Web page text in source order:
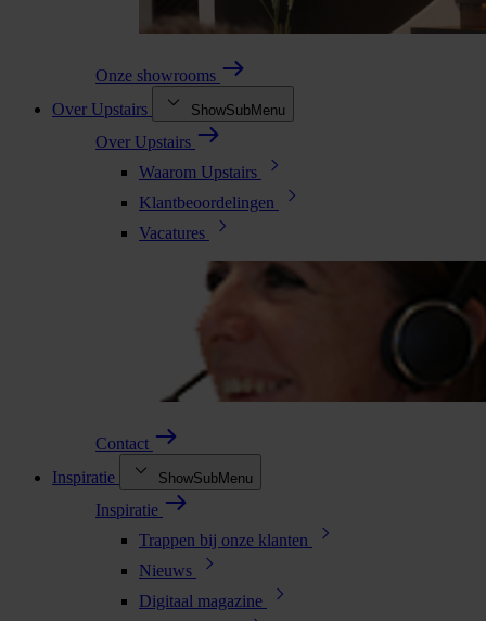
Onze showrooms
Over Upstairs
ShowSubMenu
Over Upstairs
Waarom Upstairs
Klantbeoordelingen
Vacatures
Contact
Inspiratie
ShowSubMenu
Inspiratie
Trappen bij onze klanten
Nieuws
Digitaal magazine